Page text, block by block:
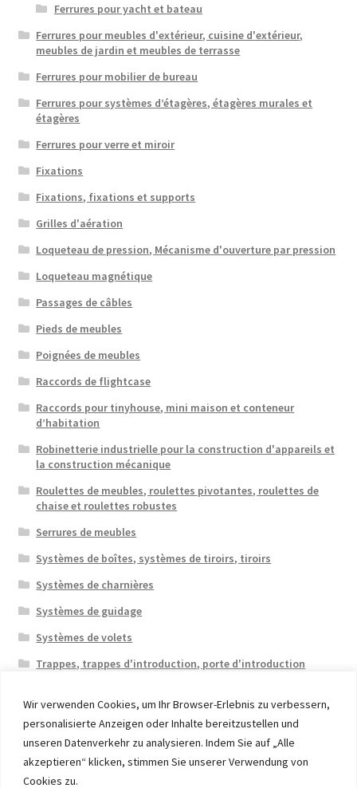
Wir verwenden Cookies, um Ihr Browser-Erlebnis zu verbessern,
personalisierte Anzeigen oder Inhalte bereitzustellen und
unseren Datenverkehr zu analysieren. Indem Sie auf „Alle
akzeptieren“ klicken, stimmen Sie unserer Verwendung von
Cookies zu.
Ferrures pour yacht et bateau
Ferrures pour meubles d'extérieur, cuisine d'extérieur,
meubles de jardin et meubles de terrasse
Ferrures pour mobilier de bureau
Ferrures pour systèmes d’étagères, étagères murales et
étagères
Ferrures pour verre et miroir
Fixations
Fixations, fixations et supports
Grilles d'aération
Loqueteau de pression, Mécanisme d'ouverture par pression
Loqueteau magnétique
Passages de câbles
Pieds de meubles
Poignées de meubles
Raccords de flightcase
Raccords pour tinyhouse, mini maison et conteneur
d’habitation
Robinetterie industrielle pour la construction d'appareils et
la construction mécanique
Roulettes de meubles, roulettes pivotantes, roulettes de
chaise et roulettes robustes
Serrures de meubles
Systèmes de boîtes, systèmes de tiroirs, tiroirs
Systèmes de charnières
Systèmes de guidage
Systèmes de volets
Trappes, trappes d'introduction, porte d'introduction
© 2026 Eruon Trade UG, Germany, member of the ERUON